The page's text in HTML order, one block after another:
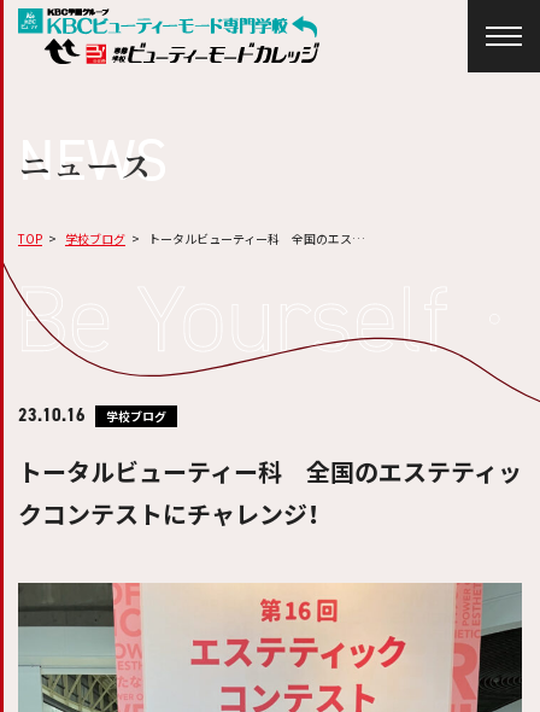
NEWS
ニュース
TOP 学校ブログ トータルビューティー科 全国のエス…
23.10.16 学校ブログ
トータルビューティー科 全国のエステティッ
クコンテストにチャレンジ！